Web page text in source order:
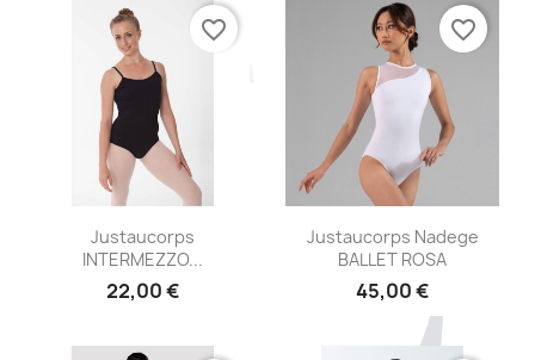
Aperçu rapide
Justaucorps
INTERMEZZO...
22,00 €
favorite_border
Aperçu rapide
+2
Justaucorps Nadege
BALLET ROSA
45,00 €
favorite_border